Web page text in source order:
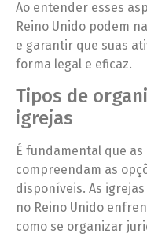
Ao entender esses
Reino Unido podem
e garantir que suas
forma legal e eficaz.
Tipos de
igrejas
É fundamental que
compreendam as
disponíveis. As
no Reino Unido
como se organizar